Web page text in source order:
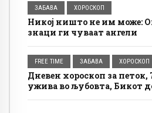
ЗАБАВА ХОРОСКОП
Никој ништо не им може:
знаци ги чуваат ангели
FREE TIME ЗАБАВА ХОРОСКОП
Дневен хороскоп за петок,
ужива во љубовта, Бикот